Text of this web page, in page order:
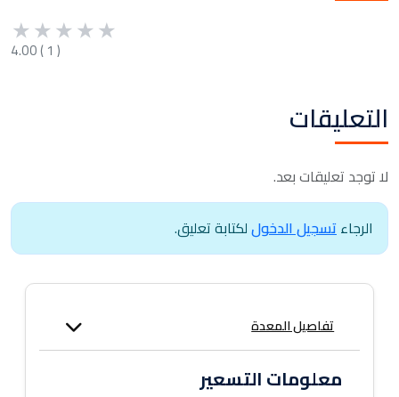
★
★
★
★
★
4.00(1 )
التعليقات
لا توجد تعليقات بعد.
الرجاءتسجيل الدخوللكتابة تعليق.
تفاصيل المعدة
معلومات التسعير